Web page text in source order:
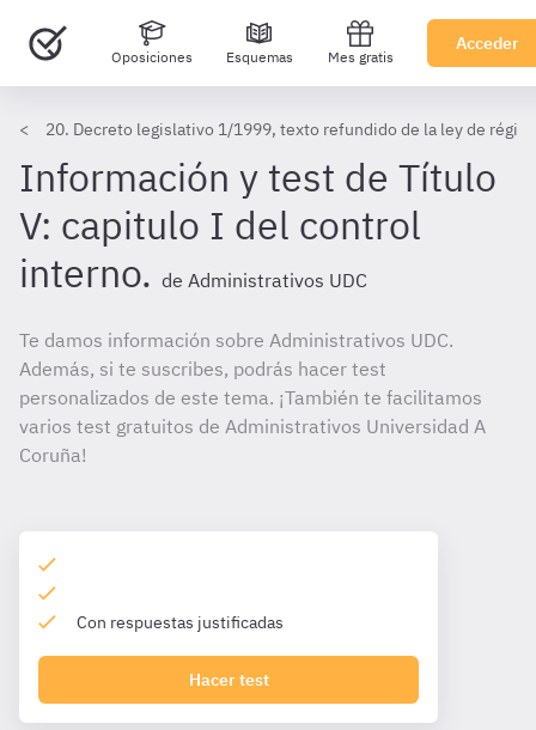
Oposiciones Esquemas Mes gratis
Acceder
20. Decreto legislativo 1/1999, texto refundido de la ley de
Información y test de Título
V: capitulo I del control
interno. de Administrativos UDC
Te damos información sobre Administrativos UDC.
Además, si te suscribes, podrás hacer test
personalizados de este tema. ¡También te facilitamos
varios test gratuitos de Administrativos Universidad A
Coruña!
Con respuestas justificadas
Hacer test